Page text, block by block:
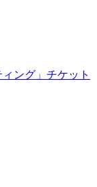
ング」チケット